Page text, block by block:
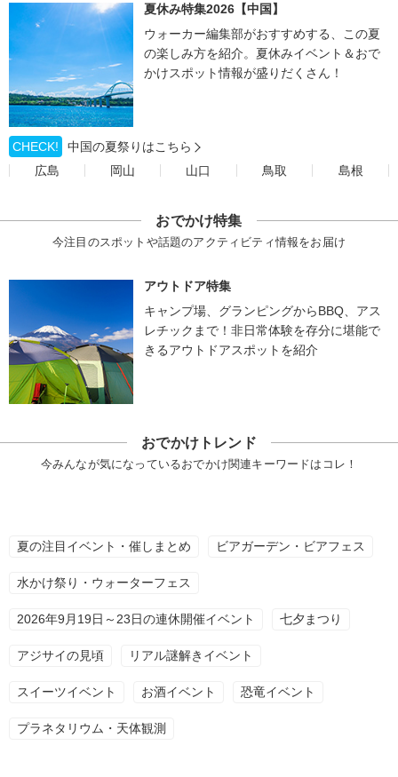
夏休み特集2026【中国】
ウォーカー編集部がおすすめする、この夏
の楽しみ方を紹介。夏休みイベント＆おで
かけスポット情報が盛りだくさん！
CHECK!
中国の夏祭りはこちら
広島
岡山 山口 鳥取 島根
おでかけ特集
今注目のスポットや話題のアクティビティ情報をお届け
アウトドア特集
キャンプ場、グランピングからBBQ、アス
レチックまで！非日常体験を存分に堪能で
きるアウトドアスポットを紹介
おでかけトレンド
今みんなが気になっているおでかけ関連キーワードはコレ！
夏の注目イベント・催しまとめ ビアガーデン・ビアフェス
水かけ祭り・ウォーターフェス
2026年9月19日～23日の連休開催イベント 七夕まつり
アジサイの見頃 リアル謎解きイベント
スイーツイベント お酒イベント 恐竜イベント
プラネタリウム・天体観測